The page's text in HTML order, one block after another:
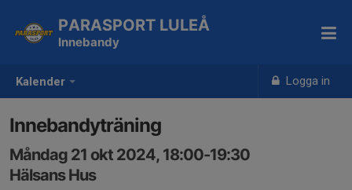
Kalender Logga in
PARASPORT LULEÅ
Innebandy
Innebandyträning
Måndag 21 okt 2024, 18:00-19:30
Hälsans Hus